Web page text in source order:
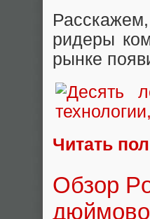
ридеры
рынке
Читать
Обзор